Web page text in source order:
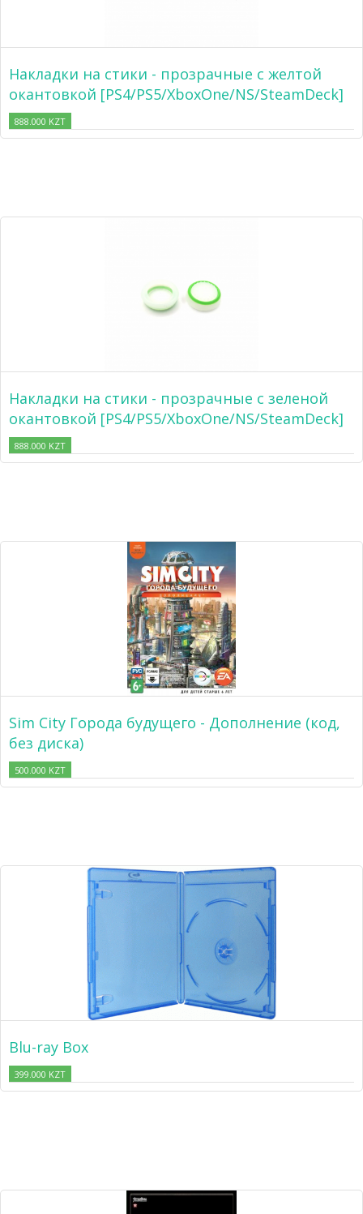
Накладки на стики - прозрачные с желтой
окантовкой [PS4/PS5/XboxOne/NS/SteamDeck]
888.000 KZT
Накладки на стики - прозрачные с зеленой
окантовкой [PS4/PS5/XboxOne/NS/SteamDeck]
888.000 KZT
Sim City Города будущего - Дополнение (код,
без диска)
500.000 KZT
Blu-ray Box
399.000 KZT